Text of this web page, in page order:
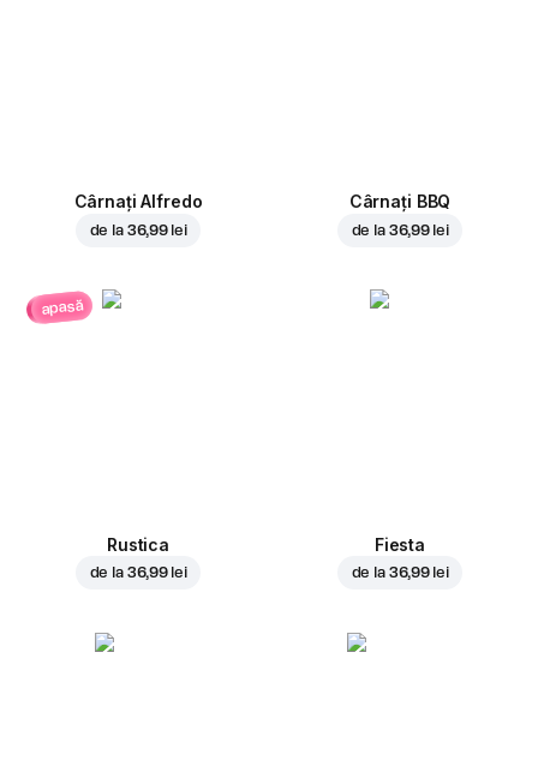
Cârnați Alfredo
de la 36,99 lei
Cârnați BBQ
de la 36,99 lei
apasă
Rustica
de la 36,99 lei
Fiesta
de la 36,99 lei